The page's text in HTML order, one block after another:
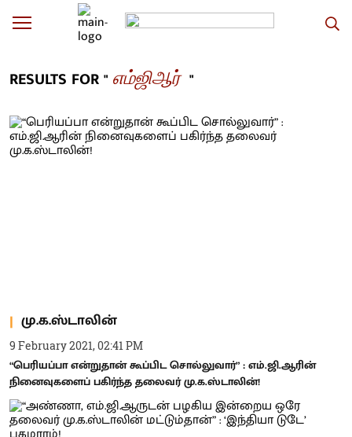
RESULTS FOR " எம்ஜிஆர் "
மு.க.ஸ்டாலின்
9 February 2021, 02:41 PM
“பெரியப்பா என்றுதான் கூப்பிட சொல்லுவார்” : எம்.ஜி.ஆரின்
நினைவுகளைப் பகிர்ந்த தலைவர் மு.க.ஸ்டாலின்!